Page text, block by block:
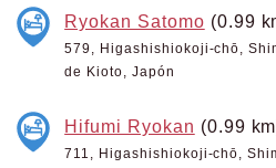
Ryokan Satomo (0.99
579, Higashishiokoji-chō,
de Kioto, Japón
Hifumi Ryokan (0.99
711, Higashishiokoji-chō,